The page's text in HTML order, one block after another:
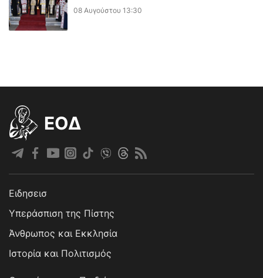
08 Αυγούστου 13:30
EOΔ
Ειδησεισ
Υπεράσπιση της Πίστης
Άνθρωπος και Εκκλησία
Ιστορία και Πολιτισμός